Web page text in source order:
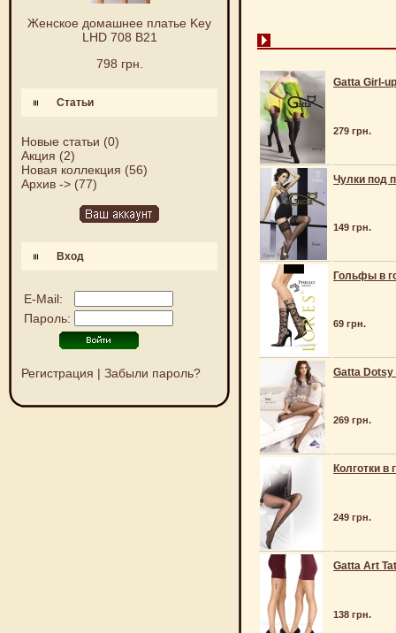
Женское домашнее платье Key
LHD 708 B21
798 грн.
Статьи
Новые статьи (0)
Акция (2)
Новая коллекция (56)
Архив -> (77)
Вход
E-Mail:
Пароль:
Регистрация | Забыли пароль?
Gatta Girl-
279 грн.
Чулки под
149 грн.
Гольфы в
69 грн.
Gatta Dotsy
269 грн.
Колготки в
249 грн.
Gatta Art
138 грн.